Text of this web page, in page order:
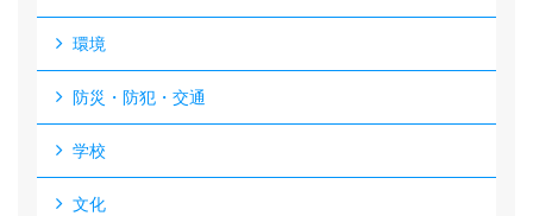
環境
防災・防犯・交通
学校
文化